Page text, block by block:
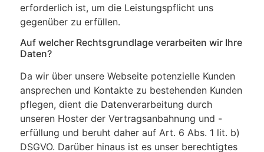
erforderlich ist, um die Leistungspflicht uns
gegenüber zu erfüllen.
Auf welcher Rechtsgrundlage verarbeiten wir Ihre
Daten?
Da wir über unsere Webseite potenzielle Kunden
ansprechen und Kontakte zu bestehenden Kunden
pflegen, dient die Datenverarbeitung durch
unseren Hoster der Vertragsanbahnung und -
erfüllung und beruht daher auf Art. 6 Abs. 1 lit. b)
DSGVO. Darüber hinaus ist es unser berechtigtes